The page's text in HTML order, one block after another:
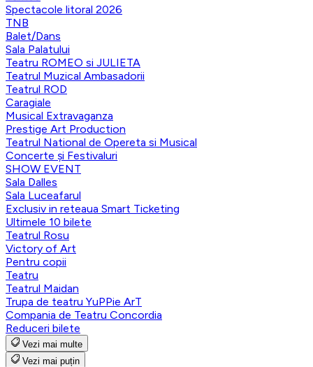
Spectacole litoral 2026
TNB
Balet/Dans
Sala Palatului
Teatru ROMEO si JULIETA
Teatrul Muzical Ambasadorii
Teatrul ROD
Caragiale
Musical Extravaganza
Prestige Art Production
Teatrul National de Opereta si Musical
Concerte și Festivaluri
SHOW EVENT
Sala Dalles
Sala Luceafarul
Exclusiv in reteaua Smart Ticketing
Ultimele 10 bilete
Teatrul Rosu
Victory of Art
Pentru copii
Teatru
Teatrul Maidan
Trupa de teatru YuPPie ArT
Compania de Teatru Concordia
Reduceri bilete
Vezi mai multe
Vezi mai puțin